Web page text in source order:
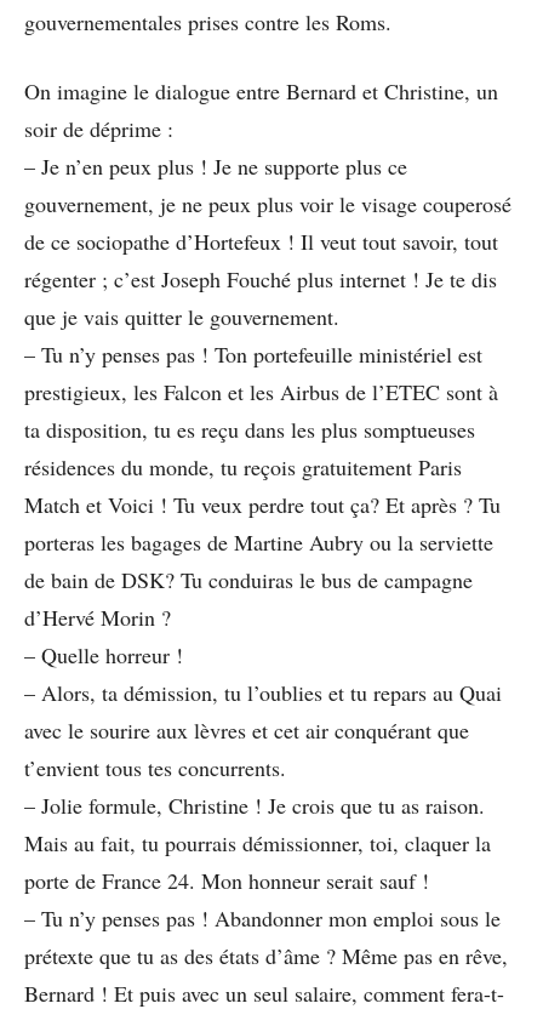
gouvernementales prises contre les Roms.
On imagine le dialogue entre Bernard et Christine, un
soir de déprime :
– Je n’en peux plus ! Je ne supporte plus ce
gouvernement, je ne peux plus voir le visage couperosé
de ce sociopathe d’Hortefeux ! Il veut tout savoir, tout
régenter ; c’est Joseph Fouché plus internet ! Je te dis
que je vais quitter le gouvernement.
– Tu n’y penses pas ! Ton portefeuille ministériel est
prestigieux, les Falcon et les Airbus de l’ETEC sont à
ta disposition, tu es reçu dans les plus somptueuses
résidences du monde, tu reçois gratuitement Paris
Match et Voici ! Tu veux perdre tout ça? Et après ? Tu
porteras les bagages de Martine Aubry ou la serviette
de bain de DSK? Tu conduiras le bus de campagne
d’Hervé Morin ?
– Quelle horreur !
– Alors, ta démission, tu l’oublies et tu repars au Quai
avec le sourire aux lèvres et cet air conquérant que
t’envient tous tes concurrents.
– Jolie formule, Christine ! Je crois que tu as raison.
Mais au fait, tu pourrais démissionner, toi, claquer la
porte de France 24. Mon honneur serait sauf !
– Tu n’y penses pas ! Abandonner mon emploi sous le
prétexte que tu as des états d’âme ? Même pas en rêve,
Bernard ! Et puis avec un seul salaire, comment fera-t-